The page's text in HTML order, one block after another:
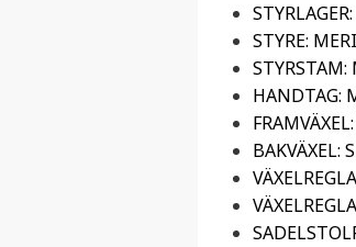
STYRE:
STYRSTAM:
HANDTAG:
BAKVÄXEL: